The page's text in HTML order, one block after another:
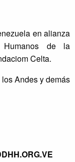
en alianza
Humanos de la
Celta.
Andes y demás